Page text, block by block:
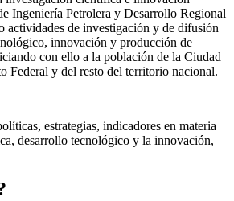
Ingeniería Petrolera y Desarrollo Regional
actividades de investigación y de difusión
innovación y producción de
con ello a la población de la Ciudad
Federal y del resto del territorio nacional.
estrategias, indicadores en materia
desarrollo tecnológico y la innovación,